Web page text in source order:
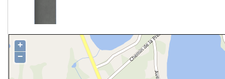
+
−